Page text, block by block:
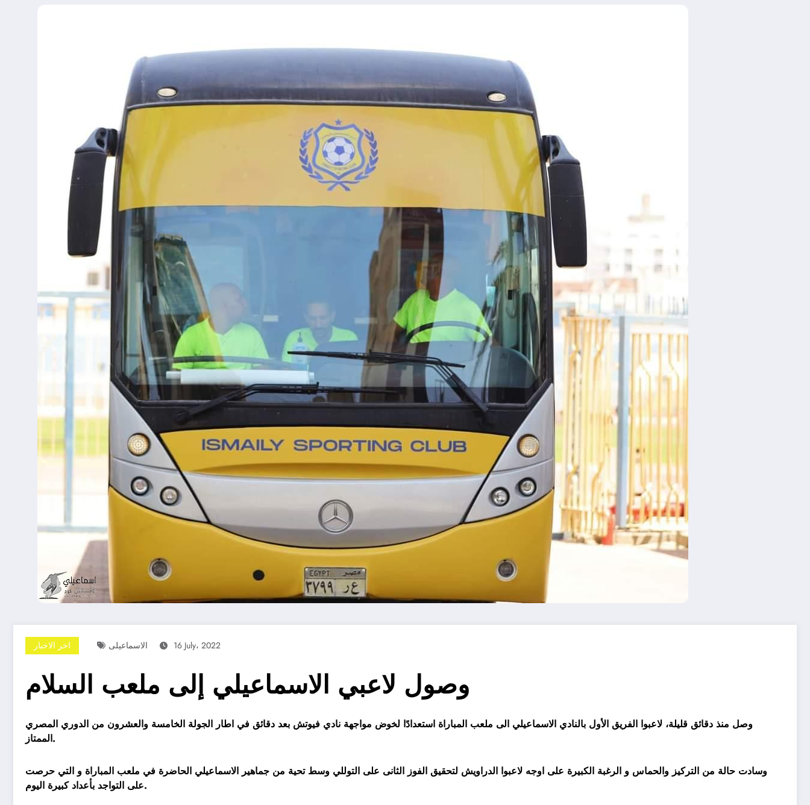
اخر الاخبار الاسماعيلى 16 July، 2022
وصول لاعبي الاسماعيلي إلى ملعب السلام
وصل منذ دقائق قليلة، لاعبوا الفريق الأول بالنادي الاسماعيلي الى ملعب المباراة استعدادًا لخوض مواجهة نادي فيوتش بعد دقائق في اطار الجولة الخامسة والعشرون من الدوري المصري
الممتاز.
وسادت حالة من التركيز والحماس و الرغبة الكبيرة على اوجه لاعبوا الدراويش لتحقيق الفوز الثانى على التوللي وسط تحية من جماهير الاسماعيلي الحاضرة في ملعب المباراة و التي حرصت
على التواجد بأعداد كبيرة اليوم.